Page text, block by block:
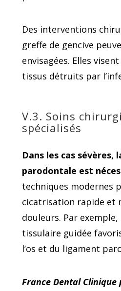
Des interventions
greffe de gencive
envisagées. Elles
tissus détruits par
V.3. Soins
spécialisés
Dans les cas sévères,
parodontale est
techniques modernes
cicatrisation rapide et
douleurs. Par
tissulaire guidée
l’os et du ligament
France Dental Clinique